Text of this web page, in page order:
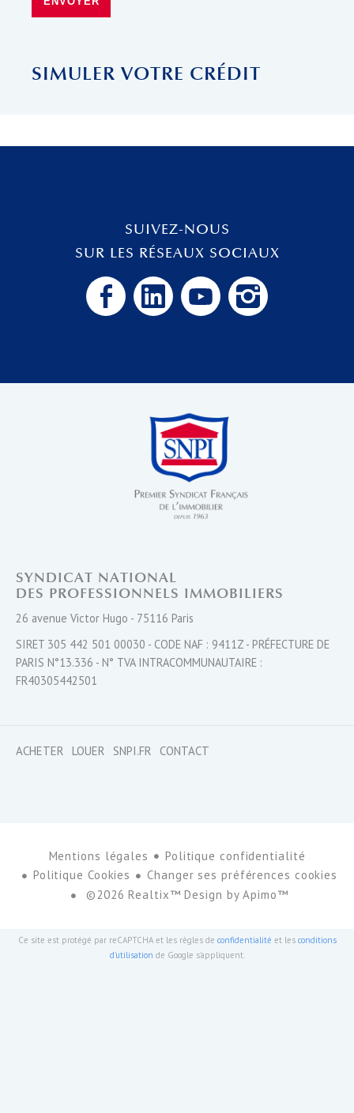
SIMULER VOTRE CRÉDIT
SYNDICAT NATIONAL
DES PROFESSIONNELS IMMOBILIERS
26 avenue Victor Hugo - 75116 Paris
SIRET 305 442 501 00030 - CODE NAF : 9411Z - PRÉFECTURE DE
PARIS N°13.336 - N° TVA INTRACOMMUNAUTAIRE :
FR40305442501
ACHETER LOUER SNPI.FR CONTACT
SUIVEZ-NOUS
SUR LES RÉSEAUX SOCIAUX
Mentions légales
Politique confidentialité
Politique Cookies
Changer ses préférences cookies
©2026 Realtix™ Design byApimo™
Ce site est protégé par reCAPTCHA et les règles de confidentialité et les conditions
d'utilisation de Google s'appliquent.